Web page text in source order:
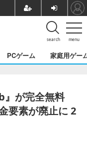
menu
search
PCゲーム 家庭用ゲー
が完全無料
要素が廃止に 2